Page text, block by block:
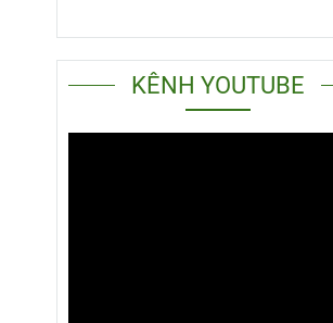
KÊNH YOUTUBE